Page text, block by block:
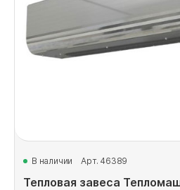
В наличии Арт. 46389
Тепловая завеса